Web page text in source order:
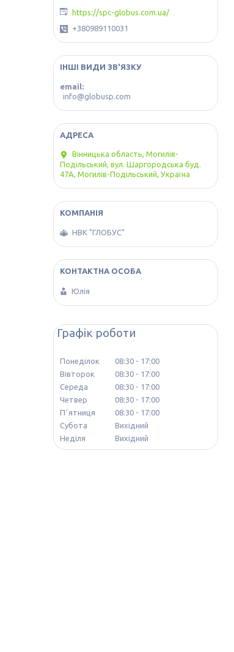
https://spc-globus.com.ua/
+380989110031
ІНШІ ВИДИ ЗВ'ЯЗКУ
email
info@globusp.com
Вінницька область, Могилів-
Подільський, вул. Шаргородська буд.
47А, Могилів-Подільський, Україна
НВК "ГЛОБУС"
Юлія
Графік роботи
Понеділок 08:30
17:00
Вівторок
08:30
17:00
Середа
08:30
17:00
Четвер
08:30
17:00
Пʼятниця
08:30
17:00
Субота
Вихідний
Неділя
Вихідний